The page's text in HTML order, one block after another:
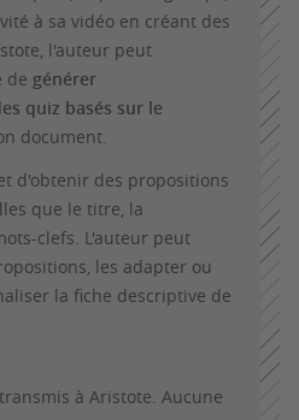
à sa vidéo en créant des
l'auteur peut
de générer
quiz basés sur le
document.
d'obtenir des propositions
que le titre, la
clefs. L'auteur peut
les adapter ou
la fiche descriptive de
à Aristote. Aucune